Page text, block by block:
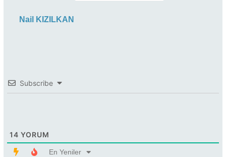
Nail KIZILKAN
Subscribe
14 YORUM
En Yeniler